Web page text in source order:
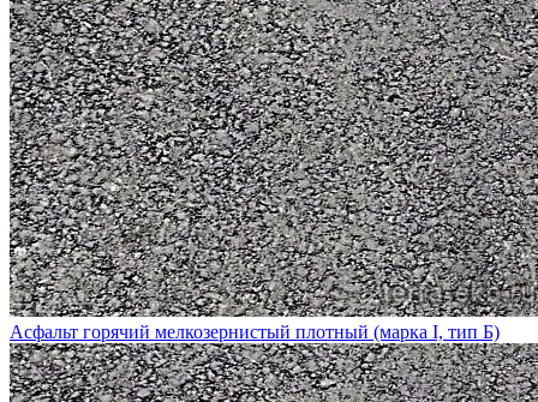
Асфальт горячий мелкозернистый плотный (марка I, тип Б)